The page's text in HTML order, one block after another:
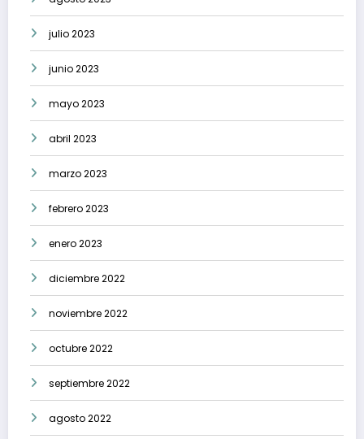
julio 2023
junio 2023
mayo 2023
abril 2023
marzo 2023
febrero 2023
enero 2023
diciembre 2022
noviembre 2022
octubre 2022
septiembre 2022
agosto 2022